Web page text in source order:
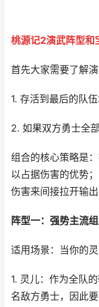
桃源记2演武阵型和
首先大家需要了解演
1. 存活到最后的队伍
2. 如果双方勇士全
组合的核心策略是
以占据伤害的优势
伤害来间接拉开输出
阵型一：强势主流
适用场景：当你的
1. 灵儿：作为全队
名敌方勇士，因此